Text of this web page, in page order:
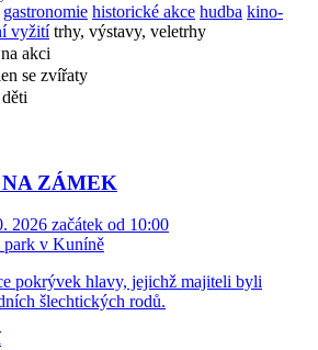
gastronomie historické akce hudba kino-
vyžití trhy, výstavy, veletrhy
akci
se zvířaty
ZÁMEK
2026 začátek od 10:00
park v Kuníně
pokrývek hlavy, jejichž majiteli byli
šlechtických rodů.